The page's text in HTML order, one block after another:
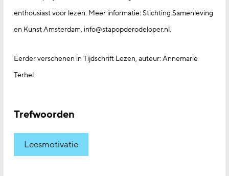
enthousiast voor lezen. Meer informatie: Stichting Samenleving
en Kunst Amsterdam, info@stapopderodeloper.nl.
Eerder verschenen in Tijdschrift Lezen, auteur: Annemarie
Terhel
Trefwoorden
Leesmotivatie